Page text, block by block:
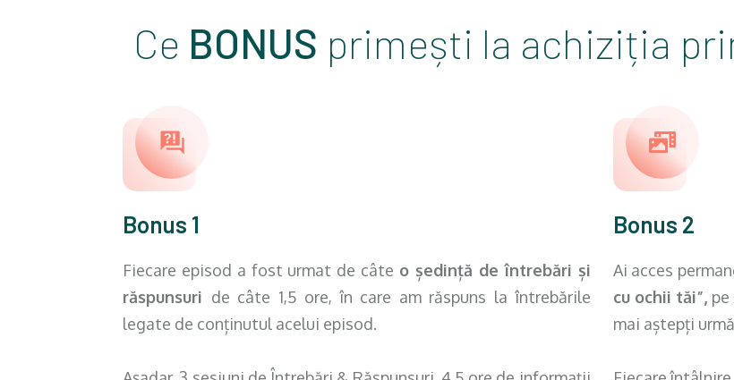
Ce BONUS primești la achiziția
Bonus 1
Fiecare episod a fost urmat de câte o ședință de întrebări și
răspunsuri de câte 1,5 ore, în care am răspuns la întrebările
legate de conținutul acelui episod.
Bonus 2
Ai acces
cu ochii tăi”, pe
mai aștepți